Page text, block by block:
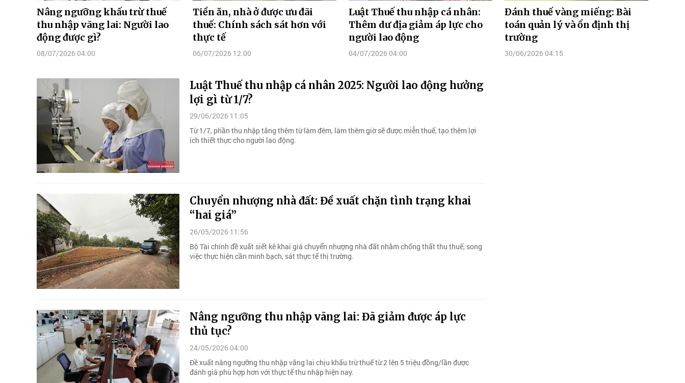
Nâng ngưỡng khấu trừ thuế
thu nhập vãng lai: Người lao
động được gì?
08/07/2026 04:00
Tiền ăn, nhà ở được ưu đãi
thuế: Chính sách sát hơn với
thực tế
06/07/2026 12:00
Luật Thuế thu nhập cá nhân:
Thêm dư địa giảm áp lực cho
người lao động
04/07/2026 04:00
Đánh thuế vàng miếng: Bài
toán quản lý và ổn định thị
trường
30/06/2026 04:15
Luật Thuế thu nhập cá nhân 2025: Người lao động hưởng
lợi gì từ 1/7?
29/06/2026 11:05
Từ 1/7, phần thu nhập tăng thêm từ làm đêm, làm thêm giờ sẽ được miễn thuế, tạo thêm lợi
ích thiết thực cho người lao động.
Chuyển nhượng nhà đất: Đề xuất chặn tình trạng khai
“hai giá”
26/05/2026 11:56
Bộ Tài chính đề xuất siết kê khai giá chuyển nhượng nhà đất nhằm chống thất thu thuế, song
việc thực hiện cần minh bạch, sát thực tế thị trường.
Nâng ngưỡng thu nhập vãng lai: Đã giảm được áp lực
thủ tục?
24/05/2026 04:00
Đề xuất nâng ngưỡng thu nhập vãng lai chịu khấu trừ thuế từ 2 lên 5 triệu đồng/lần được
đánh giá phù hợp hơn với thực tế thu nhập hiện nay.